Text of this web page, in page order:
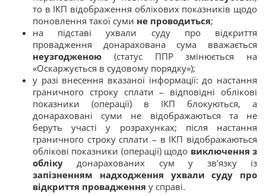
то в ІКП відображення облікових показників щодо
поновлення такої суми не проводиться;
на підставі ухвали суду про відкриття
провадження донарахована сума вважається
неузгодженою (статус ППР змінюється на
«Оскаржується в судовому порядку»);
у разі внесення вказаної інформації: до настання
граничного строку сплати – відповідні облікові
показники (операції) в ІКП блокуються, а
донараховані суми не відображаються та не
беруть участі у розрахунках; після настання
граничного строку сплати – в ІКП відображаються
облікові показники (операції) щодо виключення з
обліку донарахованих сум у зв’язку із
запізненням надходження ухвали суду про
відкриття провадження у справі.